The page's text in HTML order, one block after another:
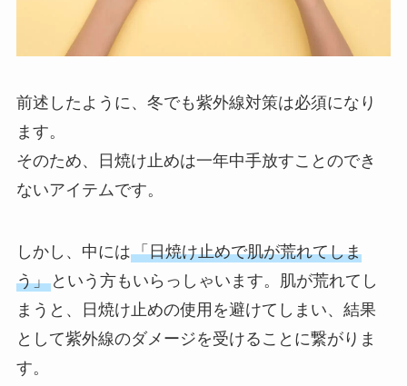
前述したように、冬でも紫外線対策は必須になり
ます。
そのため、日焼け止めは一年中手放すことのでき
ないアイテムです。
しかし、中には「日焼け止めで肌が荒れてしま
う」という方もいらっしゃいます。肌が荒れてし
まうと、日焼け止めの使用を避けてしまい、結果
として紫外線のダメージを受けることに繋がりま
す。